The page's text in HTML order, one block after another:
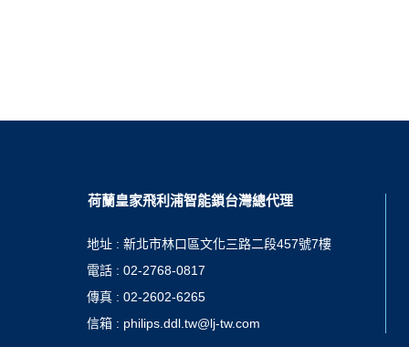
荷蘭皇家飛利浦智能鎖台灣總代理
地址 : 新北市林口區文化三路二段457號7樓
電話 : 02-2768-0817
傳真 : 02-2602-6265
信箱 : philips.ddl.tw@lj-tw.com